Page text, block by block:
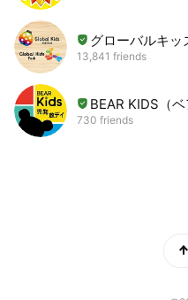
グローバルキッ
13,841 friends
BEAR KIDS（ベ
730 friends